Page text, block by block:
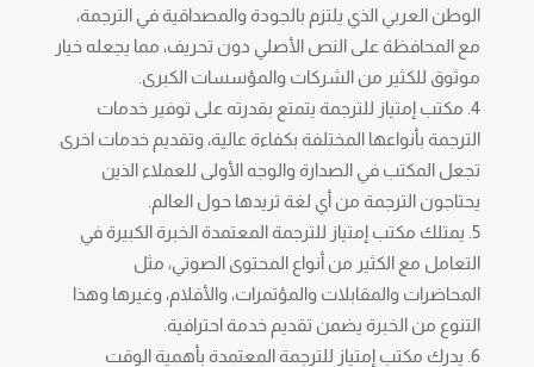
الوطن العربي الذي يلتزم بالجودة والمصداقية في الترجمة،
مع المحافظة على النص الأصلي دون تحريف، مما يجعله خيار
موثوق للكثير من الشركات والمؤسسات الكبرى.
مكتب إمتياز للترجمة يتمتع بقدرته على توفير خدمات
الترجمة بأنواعها المختلفة بكفاءة عالية، وتقديم خدمات اخرى
تجعل المكتب في الصدارة والوجه الأولى للعملاء الذين
يحتاجون الترجمة من أي لغة تريدها حول العالم.
يمتلك مكتب إمتياز للترجمة المعتمدة الخبرة الكبيرة في
التعامل مع الكثير من أنواع المحتوى الصوتي، مثل
المحاضرات والمقابلات والمؤتمرات، والأفلام، وغيرها وهذا
التنوع من الخبرة يضمن تقديم خدمة احترافية.
يدرك مكتب إمتياز للترجمة المعتمدة بأهمية الوقت